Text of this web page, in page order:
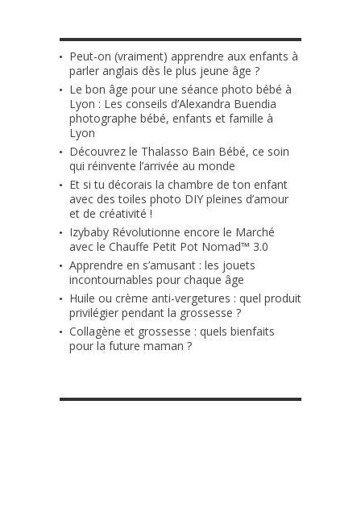
Peut-on (vraiment) apprendre aux enfants à
parler anglais dès le plus jeune âge ?
Le bon âge pour une séance photo bébé à
Lyon : Les conseils d’Alexandra Buendia
photographe bébé, enfants et famille à
Lyon
Découvrez le Thalasso Bain Bébé, ce soin
qui réinvente l’arrivée au monde
Et si tu décorais la chambre de ton enfant
avec des toiles photo DIY pleines d’amour
et de créativité !
Izybaby Révolutionne encore le Marché
avec le Chauffe Petit Pot Nomad™ 3.0
Apprendre en s’amusant : les jouets
incontournables pour chaque âge
Huile ou crème anti-vergetures : quel produit
privilégier pendant la grossesse ?
Collagène et grossesse : quels bienfaits
pour la future maman ?